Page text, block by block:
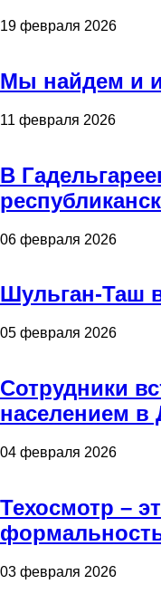
19 февраля 2026
Мы найдем и
11 февраля 2026
В
06 февраля 2026
Шульган-Таш
05 февраля 2026
Сотрудники
населением в
04 февраля 2026
Техосмотр –
03 февраля 2026